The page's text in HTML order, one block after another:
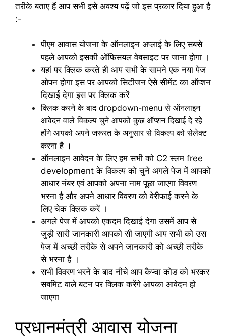
तरीके बताए हैं आप सभी इसे अवश्य पढ़ें जो इस प्रकार दिया हुआ है
:-
पीएम आवास योजना के ऑनलाइन अप्लाई के लिए सबसे
पहले आपको इसकी ऑफिसयल वेबसाइट पर जाना होगा ।
यहां पर क्लिक करते ही आप सभी के सामने एक नया पेज
ओपन होगा इस पर आपको सिटीजन ऐसे सीमेंट का ऑप्शन
दिखाई देगा इस पर क्लिक करें
क्लिक करने के बाद dropdown-menu से ऑनलाइन
आवेदन वाले विकल्प चुने आपको कुछ ऑप्शन दिखाई दे रहे
होंगे आपको अपने जरूरत के अनुसार से विकल्प को सेलेक्ट
करना है ।
ऑनलाइन आवेदन के लिए हम सभी को C2 स्लम free
development के विकल्प को चुने अगले पेज में आपको
आधार नंबर एवं आपको अपना नाम पूछा जाएगा विवरण
भरना है और अपने आधार विवरण को वेरीफाई करने के
लिए चेक क्लिक करें ।
अगले पेज में आपको एकदम दिखाई देगा उसमें आप से
जुड़ी सारी जानकारी आपको सी जाएगी आप सभी को उस
पेज में अच्छी तरीके से अपने जानकारी को अच्छी तरीके
से भरना है ।
सभी विवरण भरने के बाद नीचे आप कैप्चा कोड को भरकर
सबमिट वाले बटन पर क्लिक करेंगे आपका आवेदन हो
जाएगा
प्रधानमंत्री आवास योजना